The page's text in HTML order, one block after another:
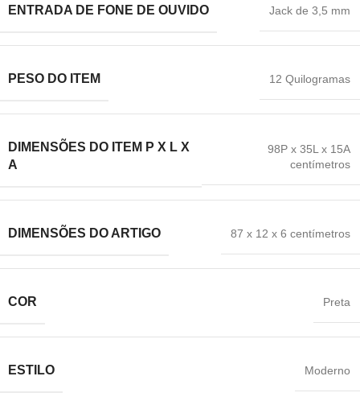
ENTRADA DE FONE DE OUVIDO Jack de 3,5 mm
PESO DO ITEM 12 Quilogramas
DIMENSÕES DO ITEM P X L X
A
98P x 35L x 15A
centímetros
DIMENSÕES DO ARTIGO 87 x 12 x 6 centímetros
COR ‎Preta
ESTILO ‎Moderno